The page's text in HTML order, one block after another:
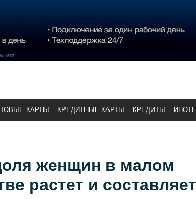
КАРТЫ КРЕДИТНЫЕ КАРТЫ КРЕДИТЫ
женщин в малом
растет и составляет